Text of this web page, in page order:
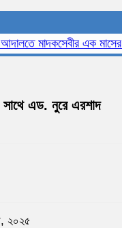
মাদকসেবীর এক মাসের
সাথে এড. নুরে এরশাদ
২০২৫